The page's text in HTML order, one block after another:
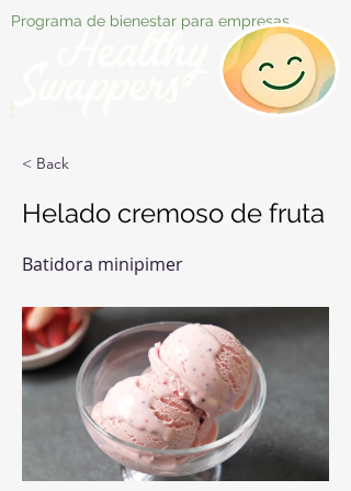
Programa de bienestar para empresas
< Back
Helado cremoso de fruta
Batidora minipimer